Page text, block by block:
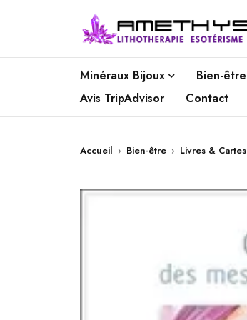
Minéraux Bijoux Bien-être
Avis TripAdvisor
Contact
Accueil › Bien-être › Livres & Cartes